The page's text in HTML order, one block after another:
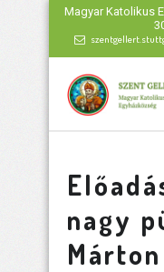
Magyar Katolikus
nagy